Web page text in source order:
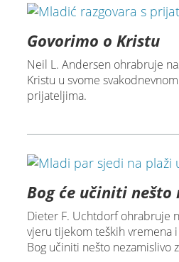
Govorimo o Kristu
Neil L. Andersen ohrabruje
Kristu u svome
prijateljima.
Bog će učiniti nešto
Dieter F. Uchtdorf ohrabruje
vjeru tijekom teških vremena
Bog učiniti nešto nezamislivo